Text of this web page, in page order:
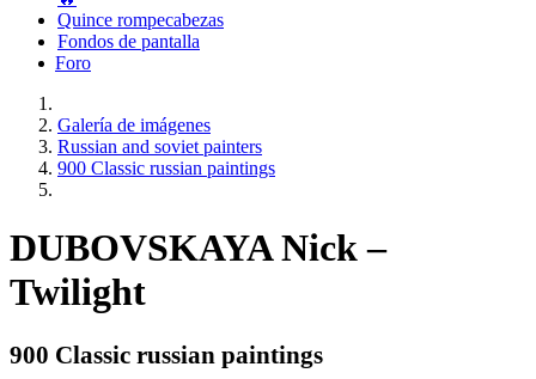
Quince rompecabezas
Fondos de pantalla
Foro
Galería de imágenes
Russian and soviet painters
900 Classic russian paintings
DUBOVSKAYA Nick –
Twilight
900 Classic russian paintings